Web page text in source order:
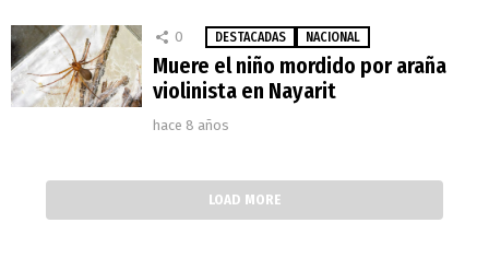
0 DESTACADAS NACIONAL
Muere el niño mordido por araña
violinista en Nayarit
hace 8 años
LOAD MORE